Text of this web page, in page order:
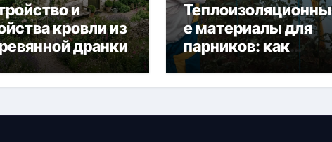
и
кровли из
дранки
Теплоизоляционны
е материалы для
парников: как
сохранить тепло и
получить богатый